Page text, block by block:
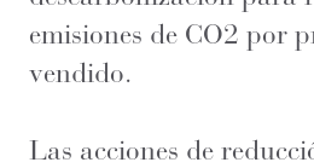
emisiones de CO2 por
vendido.
Las acciones de